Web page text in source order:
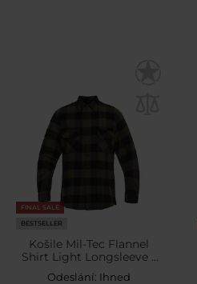
FINAL SALE
BESTSELLER
Košile Mil-Tec Flannel
Shirt Light Longsleeve -
Black/Olive
Odeslání: Ihned